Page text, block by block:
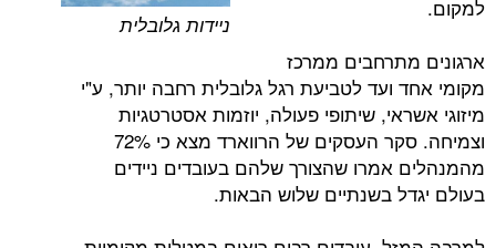
ניידות גלובלית
ממרכז
ועד לטביעת רגל גלובלית רחבה יותר, ע"י
שיתופי פעולה, יוזמות אסטרטגיות
וצמיחה. סקר העסקים של הרווארד מצא כי 72%
שהצורך שלהם בעובדים ניידים
בשנתיים שלוש הבאות.